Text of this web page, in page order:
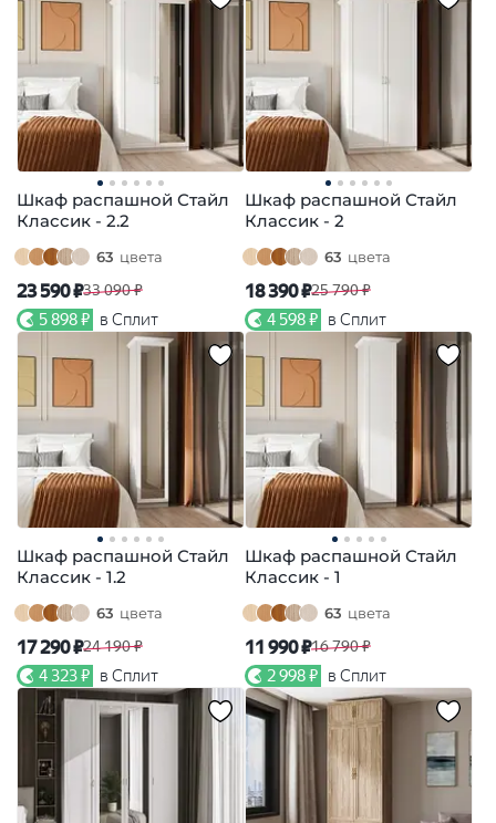
Шкаф распашной Стайл
Классик - 2.2
63 цвета
23 590 ₽33 090 ₽
5 898 ₽ в Сплит
Шкаф распашной Стайл
Классик - 2
63 цвета
18 390 ₽25 790 ₽
4 598 ₽ в Сплит
Шкаф распашной Стайл
Классик - 1.2
63 цвета
17 290 ₽24 190 ₽
4 323 ₽ в Сплит
Шкаф распашной Стайл
Классик - 1
63 цвета
11 990 ₽16 790 ₽
2 998 ₽ в Сплит